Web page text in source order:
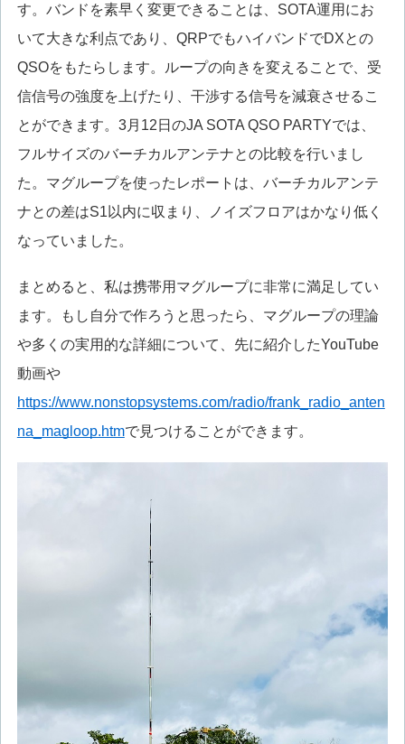
す。バンドを素早く変更できることは、SOTA運用にお
いて大きな利点であり、QRPでもハイバンドでDXとの
QSOをもたらします。ループの向きを変えることで、受
信信号の強度を上げたり、干渉する信号を減衰させるこ
とができます。3月12日のJA SOTA QSO PARTYでは、
フルサイズのバーチカルアンテナとの比較を行いまし
た。マグループを使ったレポートは、バーチカルアンテ
ナとの差はS1以内に収まり、ノイズフロアはかなり低く
なっていました。
まとめると、私は携帯用マグループに非常に満足してい
ます。もし自分で作ろうと思ったら、マグループの理論
や多くの実用的な詳細について、先に紹介したYouTube
動画や
https://www.nonstopsystems.com/radio/frank_radio_anten
na_magloop.htmで見つけることができます。